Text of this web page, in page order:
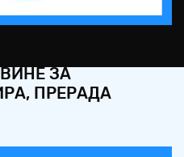
Video
ЗА
ПРЕРАДА